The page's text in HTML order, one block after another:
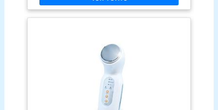
le muscle complet du corps se détendez.
【Soulagement efficace de la douleur】 Cette
nocicepteurs, en inhibant la transmission du
signal de douleur et en fournissant des effets
analgésiques. Il est idéal pour les personnes qui
éprouvent une gêne prolongée ou une raideur
musculaire, aidant à assouplir le corps et l'esprit
tout en réduisant la fatigue. 【3 engrenages
réglables】 Plus la fréquence ultrasonique est
élevée, plus l'effet apaisant est évident. 3 MHz: